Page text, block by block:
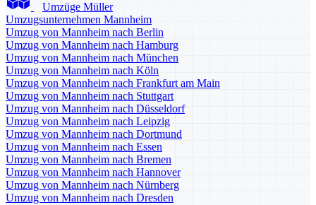
Umzüge Müller
Umzugsunternehmen Mannheim
Umzug von Mannheim nach Berlin
Umzug von Mannheim nach Hamburg
Umzug von Mannheim nach München
Umzug von Mannheim nach Köln
Umzug von Mannheim nach Frankfurt am Main
Umzug von Mannheim nach Stuttgart
Umzug von Mannheim nach Düsseldorf
Umzug von Mannheim nach Leipzig
Umzug von Mannheim nach Dortmund
Umzug von Mannheim nach Essen
Umzug von Mannheim nach Bremen
Umzug von Mannheim nach Hannover
Umzug von Mannheim nach Nürnberg
Umzug von Mannheim nach Dresden